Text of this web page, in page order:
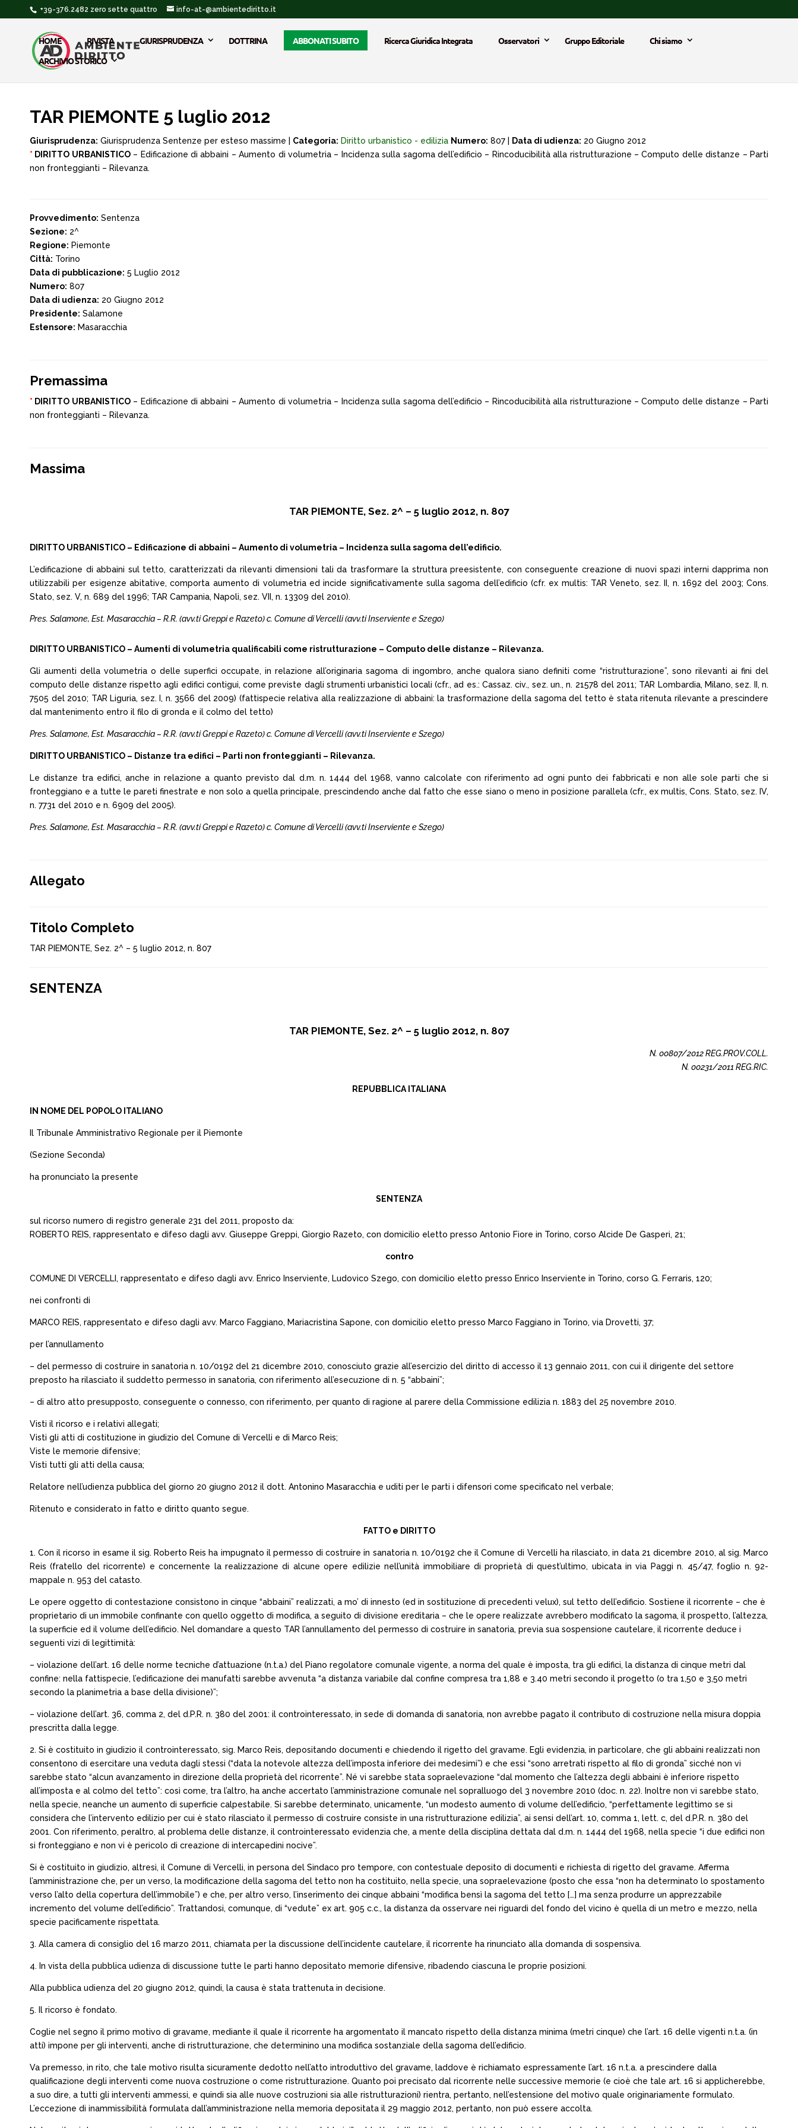
+39-376.2482 zero sette quattro info-at-@ambientediritto.it
HOME RIVISTA GIURISPRUDENZA DOTTRINA ABBONATI SUBITO Ricerca Giuridica Integrata Osservatori Gruppo Editoriale
Chi siamo
ARCHIVIO STORICO
TAR PIEMONTE 5 luglio 2012
Giurisprudenza: Giurisprudenza Sentenze per esteso massime | Categoria: Diritto urbanistico - edilizia Numero: 807 | Data di udienza: 20 Giugno 2012
* DIRITTO URBANISTICO– Edificazione di abbaini – Aumento di volumetria – Incidenza sulla sagoma dell’edificio – Rincoducibilità alla ristrutturazione – Computo delle distanze – Parti
non fronteggianti – Rilevanza.
Provvedimento: Sentenza
Sezione: 2^
Regione: Piemonte
Città: Torino
Data di pubblicazione: 5 Luglio 2012
Numero: 807
Data di udienza: 20 Giugno 2012
Presidente: Salamone
Estensore: Masaracchia
Premassima
* DIRITTO URBANISTICO– Edificazione di abbaini – Aumento di volumetria – Incidenza sulla sagoma dell’edificio – Rincoducibilità alla ristrutturazione – Computo delle distanze – Parti
non fronteggianti – Rilevanza.
Massima
TAR PIEMONTE, Sez. 2^ – 5 luglio 2012, n. 807
DIRITTO URBANISTICO – Edificazione di abbaini – Aumento di volumetria – Incidenza sulla sagoma dell’edificio.
L’edificazione di abbaini sul tetto, caratterizzati da rilevanti dimensioni tali da trasformare la struttura preesistente, con conseguente creazione di nuovi spazi interni dapprima non
utilizzabili per esigenze abitative, comporta aumento di volumetria ed incide significativamente sulla sagoma dell’edificio (cfr. ex multis: TAR Veneto, sez. II, n. 1692 del 2003; Cons.
Stato, sez. V, n. 689 del 1996; TAR Campania, Napoli, sez. VII, n. 13309 del 2010).
Pres. Salamone, Est. Masaracchia – R.R. (avv.ti Greppi e Razeto) c. Comune di Vercelli (avv.ti Inserviente e Szego)
DIRITTO URBANISTICO – Aumenti di volumetria qualificabili come ristrutturazione – Computo delle distanze – Rilevanza.
Gli aumenti della volumetria o delle superfici occupate, in relazione all’originaria sagoma di ingombro, anche qualora siano definiti come “ristrutturazione”, sono rilevanti ai fini del
computo delle distanze rispetto agli edifici contigui, come previste dagli strumenti urbanistici locali (cfr., ad es.: Cassaz. civ., sez. un., n. 21578 del 2011; TAR Lombardia, Milano, sez. II, n.
7505 del 2010; TAR Liguria, sez. I, n. 3566 del 2009) (fattispecie relativa alla realizzazione di abbaini: la trasformazione della sagoma del tetto è stata ritenuta rilevante a prescindere
dal mantenimento entro il filo di gronda e il colmo del tetto)
Pres. Salamone, Est. Masaracchia – R.R. (avv.ti Greppi e Razeto) c. Comune di Vercelli (avv.ti Inserviente e Szego)
DIRITTO URBANISTICO – Distanze tra edifici – Parti non fronteggianti – Rilevanza.
Le distanze tra edifici, anche in relazione a quanto previsto dal d.m. n. 1444 del 1968, vanno calcolate con riferimento ad ogni punto dei fabbricati e non alle sole parti che si
fronteggiano e a tutte le pareti finestrate e non solo a quella principale, prescindendo anche dal fatto che esse siano o meno in posizione parallela (cfr., ex multis, Cons. Stato, sez. IV,
n. 7731 del 2010 e n. 6909 del 2005).
Pres. Salamone, Est. Masaracchia – R.R. (avv.ti Greppi e Razeto) c. Comune di Vercelli (avv.ti Inserviente e Szego)
Allegato
Titolo Completo
TAR PIEMONTE, Sez. 2^ – 5 luglio 2012, n. 807
SENTENZA
TAR PIEMONTE, Sez. 2^ – 5 luglio 2012, n. 807
N. 00807/2012 REG.PROV.COLL.
N. 00231/2011 REG.RIC.
REPUBBLICA ITALIANA
IN NOME DEL POPOLO ITALIANO
Il Tribunale Amministrativo Regionale per il Piemonte
(Sezione Seconda)
ha pronunciato la presente
SENTENZA
sul ricorso numero di registro generale 231 del 2011, proposto da:
ROBERTO REIS, rappresentato e difeso dagli avv. Giuseppe Greppi, Giorgio Razeto, con domicilio eletto presso Antonio Fiore in Torino, corso Alcide De Gasperi, 21;
contro
COMUNE DI VERCELLI, rappresentato e difeso dagli avv. Enrico Inserviente, Ludovico Szego, con domicilio eletto presso Enrico Inserviente in Torino, corso G. Ferraris, 120;
nei confronti di
MARCO REIS, rappresentato e difeso dagli avv. Marco Faggiano, Mariacristina Sapone, con domicilio eletto presso Marco Faggiano in Torino, via Drovetti, 37;
per l’annullamento
– del permesso di costruire in sanatoria n. 10/0192 del 21 dicembre 2010, conosciuto grazie all’esercizio del diritto di accesso il 13 gennaio 2011, con cui il dirigente del settore
preposto ha rilasciato il suddetto permesso in sanatoria, con riferimento all’esecuzione di n. 5 “abbaini”;
– di altro atto presupposto, conseguente o connesso, con riferimento, per quanto di ragione al parere della Commissione edilizia n. 1883 del 25 novembre 2010.
Visti il ricorso e i relativi allegati;
Visti gli atti di costituzione in giudizio del Comune di Vercelli e di Marco Reis;
Viste le memorie difensive;
Visti tutti gli atti della causa;
Relatore nell’udienza pubblica del giorno 20 giugno 2012 il dott. Antonino Masaracchia e uditi per le parti i difensori come specificato nel verbale;
Ritenuto e considerato in fatto e diritto quanto segue.
FATTO e DIRITTO
1. Con il ricorso in esame il sig. Roberto Reis ha impugnato il permesso di costruire in sanatoria n. 10/0192 che il Comune di Vercelli ha rilasciato, in data 21 dicembre 2010, al sig. Marco
Reis (fratello del ricorrente) e concernente la realizzazione di alcune opere edilizie nell’unità immobiliare di proprietà di quest’ultimo, ubicata in via Paggi n. 45/47, foglio n. 92-
mappale n. 953 del catasto.
Le opere oggetto di contestazione consistono in cinque “abbaini” realizzati, a mo’ di innesto (ed in sostituzione di precedenti velux), sul tetto dell’edificio. Sostiene il ricorrente – che è
proprietario di un immobile confinante con quello oggetto di modifica, a seguito di divisione ereditaria – che le opere realizzate avrebbero modificato la sagoma, il prospetto, l’altezza,
la superficie ed il volume dell’edificio. Nel domandare a questo TAR l’annullamento del permesso di costruire in sanatoria, previa sua sospensione cautelare, il ricorrente deduce i
seguenti vizi di legittimità:
– violazione dell’art. 16 delle norme tecniche d’attuazione (n.t.a.) del Piano regolatore comunale vigente, a norma del quale è imposta, tra gli edifici, la distanza di cinque metri dal
confine: nella fattispecie, l’edificazione dei manufatti sarebbe avvenuta “a distanza variabile dal confine compresa tra 1,88 e 3.40 metri secondo il progetto (o tra 1,50 e 3,50 metri
secondo la planimetria a base della divisione)”;
– violazione dell’art. 36, comma 2, del d.P.R. n. 380 del 2001: il controinteressato, in sede di domanda di sanatoria, non avrebbe pagato il contributo di costruzione nella misura doppia
prescritta dalla legge.
2. Si è costituito in giudizio il controinteressato, sig. Marco Reis, depositando documenti e chiedendo il rigetto del gravame. Egli evidenzia, in particolare, che gli abbaini realizzati non
consentono di esercitare una veduta dagli stessi (“data la notevole altezza dell’imposta inferiore dei medesimi”) e che essi “sono arretrati rispetto al filo di gronda” sicché non vi
sarebbe stato “alcun avanzamento in direzione della proprietà del ricorrente”. Né vi sarebbe stata sopraelevazione “dal momento che l’altezza degli abbaini è inferiore rispetto
all’imposta e al colmo del tetto”: così come, tra l’altro, ha anche accertato l’amministrazione comunale nel sopralluogo del 3 novembre 2010 (doc. n. 22). Inoltre non vi sarebbe stato,
nella specie, neanche un aumento di superficie calpestabile. Si sarebbe determinato, unicamente, “un modesto aumento di volume dell’edificio, “perfettamente legittimo se si
considera che l’intervento edilizio per cui è stato rilasciato il permesso di costruire consiste in una ristrutturazione edilizia”, ai sensi dell’art. 10, comma 1, lett. c, del d.P.R. n. 380 del
2001. Con riferimento, peraltro, al problema delle distanze, il controinteressato evidenzia che, a mente della disciplina dettata dal d.m. n. 1444 del 1968, nella specie “i due edifici non
si fronteggiano e non vi è pericolo di creazione di intercapedini nocive”.
Si è costituito in giudizio, altresì, il Comune di Vercelli, in persona del Sindaco pro tempore, con contestuale deposito di documenti e richiesta di rigetto del gravame. Afferma
l’amministrazione che, per un verso, la modificazione della sagoma del tetto non ha costituito, nella specie, una sopraelevazione (posto che essa “non ha determinato lo spostamento
verso l’alto della copertura dell’immobile”) e che, per altro verso, l’inserimento dei cinque abbaini “modifica bensì la sagoma del tetto […] ma senza produrre un apprezzabile
incremento del volume dell’edificio”. Trattandosi, comunque, di “vedute” ex art. 905 c.c., la distanza da osservare nei riguardi del fondo del vicino è quella di un metro e mezzo, nella
specie pacificamente rispettata.
3. Alla camera di consiglio del 16 marzo 2011, chiamata per la discussione dell’incidente cautelare, il ricorrente ha rinunciato alla domanda di sospensiva.
4. In vista della pubblica udienza di discussione tutte le parti hanno depositato memorie difensive, ribadendo ciascuna le proprie posizioni.
Alla pubblica udienza del 20 giugno 2012, quindi, la causa è stata trattenuta in decisione.
5. Il ricorso è fondato.
Coglie nel segno il primo motivo di gravame, mediante il quale il ricorrente ha argomentato il mancato rispetto della distanza minima (metri cinque) che l’art. 16 delle vigenti n.t.a. (in
atti) impone per gli interventi, anche di ristrutturazione, che determinino una modifica sostanziale della sagoma dell’edificio.
Va premesso, in rito, che tale motivo risulta sicuramente dedotto nell’atto introduttivo del gravame, laddove è richiamato espressamente l’art. 16 n.t.a. a prescindere dalla
qualificazione degli interventi come nuova costruzione o come ristrutturazione. Quanto poi precisato dal ricorrente nelle successive memorie (e cioè che tale art. 16 si applicherebbe,
a suo dire, a tutti gli interventi ammessi, e quindi sia alle nuove costruzioni sia alle ristrutturazioni) rientra, pertanto, nell’estensione del motivo quale originariamente formulato.
L’eccezione di inammissibilità formulata dall’amministrazione nella memoria depositata il 29 maggio 2012, pertanto, non può essere accolta.